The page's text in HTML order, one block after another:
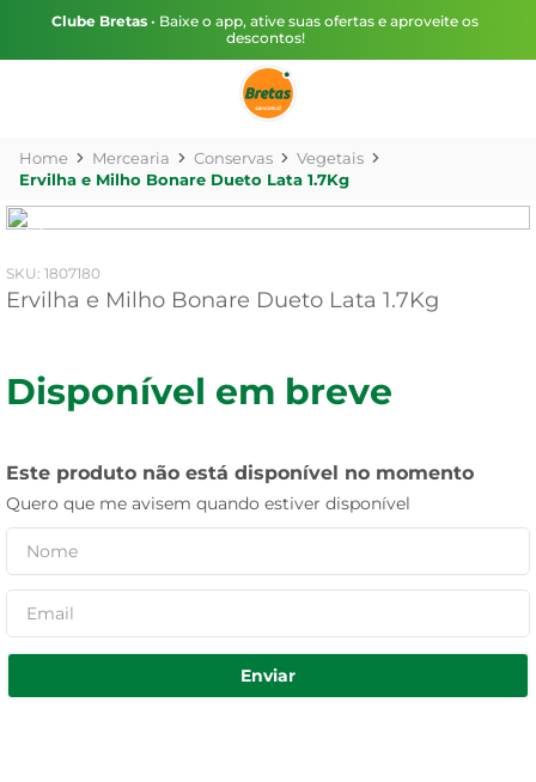
Clube Bretas • Baixe o app, ative suas ofertas e aproveite os
descontos!
Mercearia Conservas
Vegetais
Ervilha e Milho Bonare Dueto Lata 1.7Kg
: 1807180
Ervilha e Milho Bonare Dueto Lata 1.7Kg
Disponível em breve
Este produto não está disponível no momento
Quero que me avisem quando estiver disponível
Enviar